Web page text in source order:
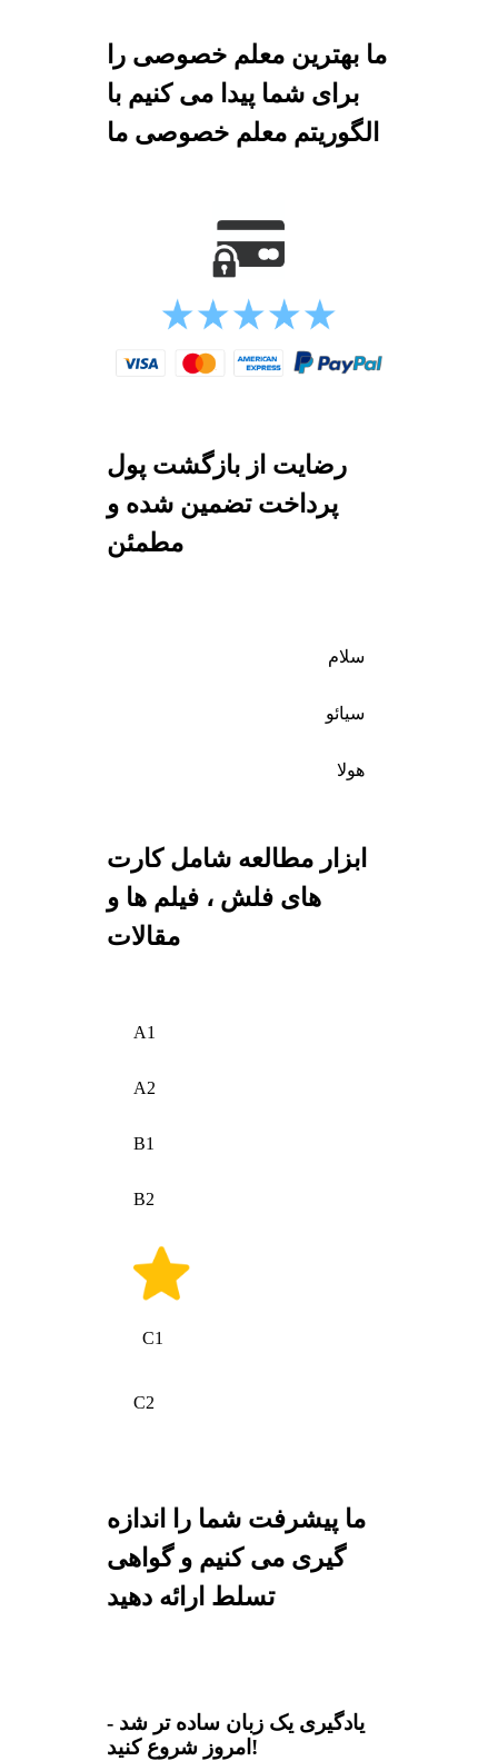
ما بهترین معلم خصوصی را
برای شما پیدا می کنیم با
الگوریتم معلم خصوصی ما
رضایت از بازگشت پول
پرداخت تضمین شده و
مطمئن
سلام
سیائو
هولا
ابزار مطالعه شامل کارت
های فلش ، فیلم ها و
مقالات
A1
A2
B1
B2
C1
C2
ما پیشرفت شما را اندازه
گیری می کنیم و گواهی
تسلط ارائه دهید
یادگیری یک زبان ساده تر شد -
امروز شروع کنید!